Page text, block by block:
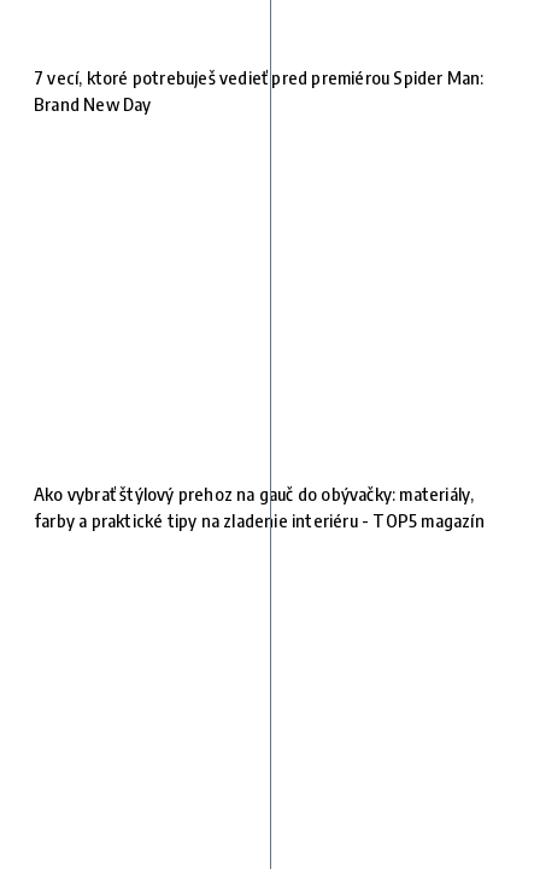
7 vecí, ktoré potrebuješ vedieť pred premiérou Spider Man:
Brand New Day
Ako vybrať štýlový prehoz na gauč do obývačky: materiály,
farby a praktické tipy na zladenie interiéru - TOP5 magazín